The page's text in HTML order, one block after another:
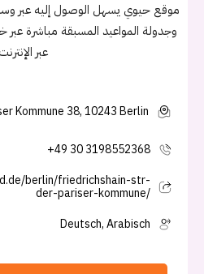
موقع حيوي يسهل الوصول إليه عبر
وجدولة المواعيد المسبقة مباشرة عبر
عبر
Kommune 38, 10243 Berlin
+49 30 3198552368
berlin/friedrichshain-str-
der-pariser-kommune/
Deutsch, Arabisch